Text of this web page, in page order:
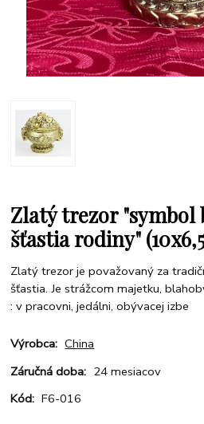
Zlatý trezor "symbol
šťastia rodiny"
Zlatý trezor je považovaný za
šťastia. Je strážcom majetku,
: v pracovni, jedálni, obývacej izbe
Výrobca: China
Záručná doba: 24 mesiacov
Kód: F6-016